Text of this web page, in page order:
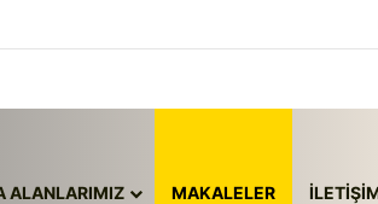
ALANLARIMIZ MAKALELER